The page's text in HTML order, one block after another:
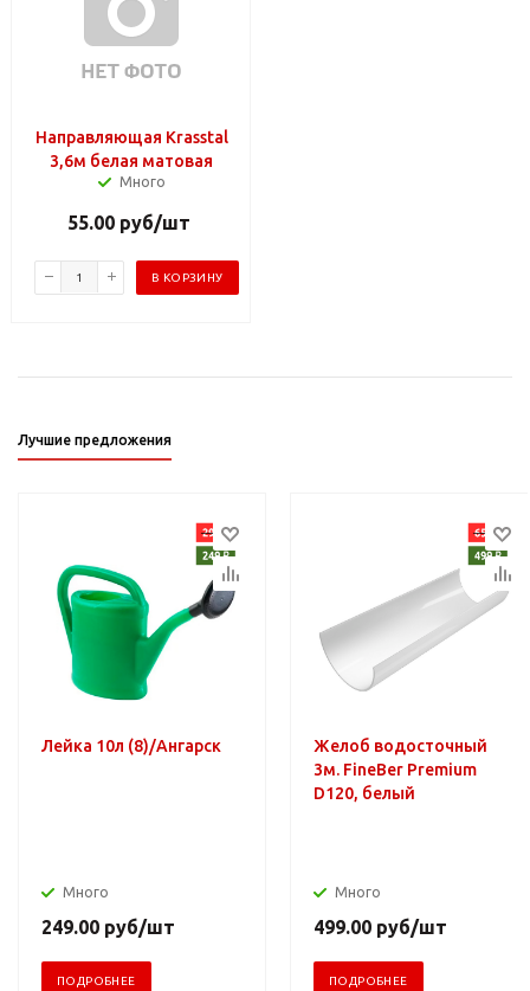
Направляющая Krasstal
3,6м белая матовая
Много
55.00 руб/шт
В КОРЗИНУ
Лучшие предложения
Лейка 10л (8)/Ангарск
Много
249.00 руб/шт
ПОДРОБНЕЕ
Желоб водосточный
3м. FineBer Premium
D120, белый
Много
499.00 руб/шт
ПОДРОБНЕЕ